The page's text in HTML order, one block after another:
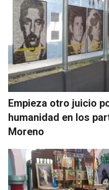
Empieza otro juicio
humanidad en los
Moreno